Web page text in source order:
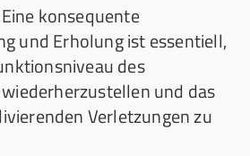
Eine konsequente
und Erholung ist essentiell,
des
und das
Verletzungen zu